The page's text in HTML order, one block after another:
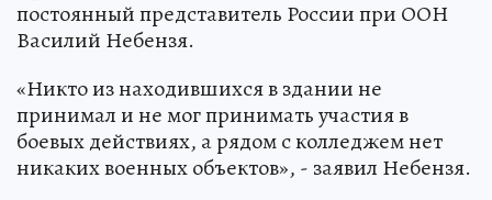
постоянный представитель России при ООН
Василий Небензя.
«Никто из находившихся в здании не
принимал и не мог принимать участия в
боевых действиях, а рядом с колледжем нет
никаких военных объектов», - заявил Небензя.